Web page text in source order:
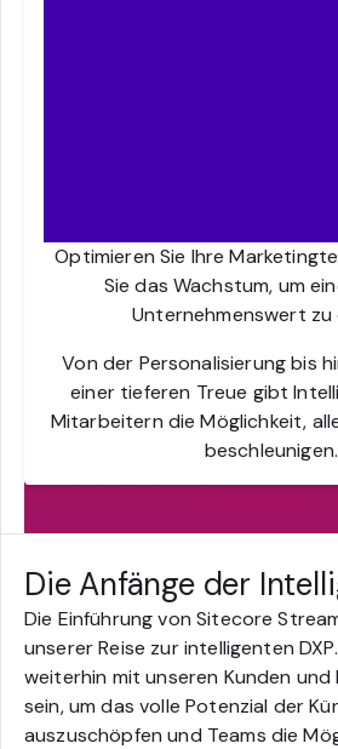
Optimieren Sie Ihre
Sie das Wachstum, um
Unternehmenswert zu
Von der Personalisierung bis
einer tieferen Treue gibt
Mitarbeitern die Möglichkeit,
beschleunigen.
Die Anfänge der
Die Einführung von Sitecore
unserer Reise zur intelligenten
weiterhin mit unseren Kunden
sein, um das volle Potenzial der
auszuschöpfen und Teams die